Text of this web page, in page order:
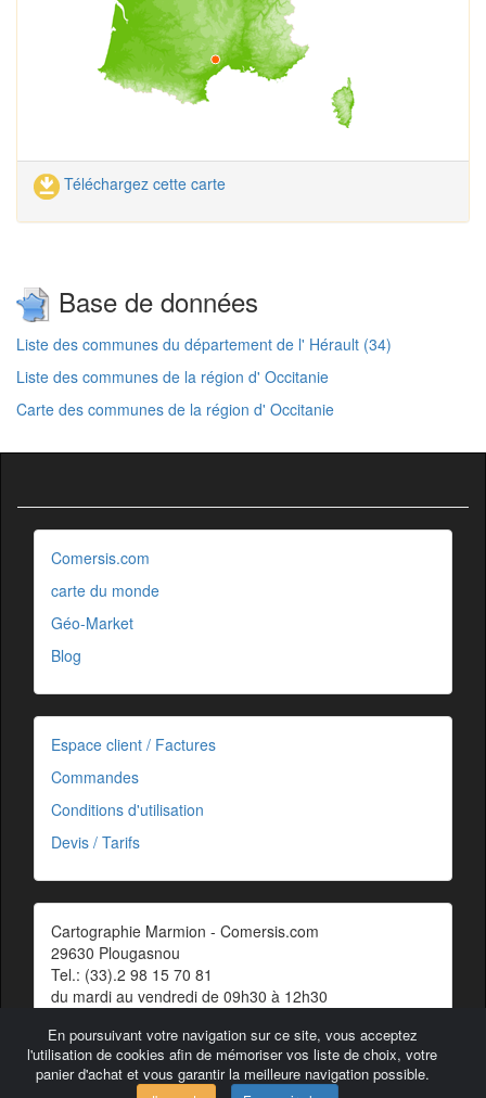
Téléchargez cette carte
Base de données
Liste des communes du département de l' Hérault (34)
Liste des communes de la région d' Occitanie
Carte des communes de la région d' Occitanie
En poursuivant votre navigation sur ce site, vous acceptez
l'utilisation de cookies afin de mémoriser vos liste de choix, votre
panier d'achat et vous garantir la meilleure navigation possible.
Comersis.com
carte du monde
Géo-Market
Blog
Espace client / Factures
Commandes
Conditions d'utilisation
Devis / Tarifs
Cartographie Marmion - Comersis.com
29630 Plougasnou
Tel.: (33).2 98 15 70 81
du mardi au vendredi de 09h30 à 12h30
Contact